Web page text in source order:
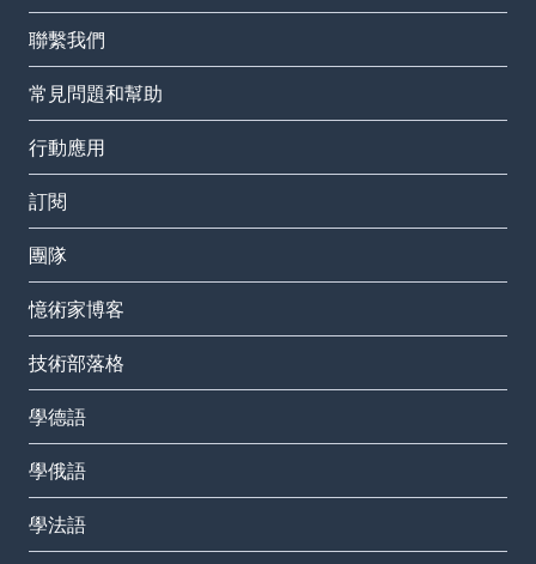
聯繫我們
常見問題和幫助
行動應用
訂閱
團隊
憶術家博客
技術部落格
學德語
學俄語
學法語